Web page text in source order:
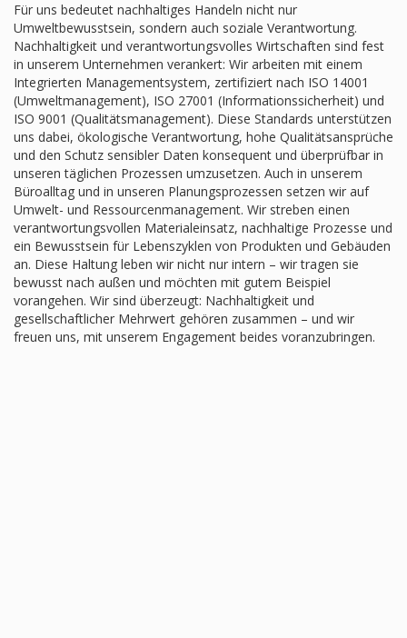
Für uns bedeutet nachhaltiges Handeln nicht nur
Umweltbewusstsein, sondern auch soziale Verantwortung.
Nachhaltigkeit und verantwortungsvolles Wirtschaften sind fest
in unserem Unternehmen verankert: Wir arbeiten mit einem
Integrierten Managementsystem, zertifiziert nach ISO 14001
(Umweltmanagement), ISO 27001 (Informationssicherheit) und
ISO 9001 (Qualitätsmanagement). Diese Standards unterstützen
uns dabei, ökologische Verantwortung, hohe Qualitätsansprüche
und den Schutz sensibler Daten konsequent und überprüfbar in
unseren täglichen Prozessen umzusetzen. Auch in unserem
Büroalltag und in unseren Planungsprozessen setzen wir auf
Umwelt- und Ressourcenmanagement. Wir streben einen
verantwortungsvollen Materialeinsatz, nachhaltige Prozesse und
ein Bewusstsein für Lebenszyklen von Produkten und Gebäuden
an. Diese Haltung leben wir nicht nur intern – wir tragen sie
bewusst nach außen und möchten mit gutem Beispiel
vorangehen. Wir sind überzeugt: Nachhaltigkeit und
gesellschaftlicher Mehrwert gehören zusammen – und wir
freuen uns, mit unserem Engagement beides voranzubringen.